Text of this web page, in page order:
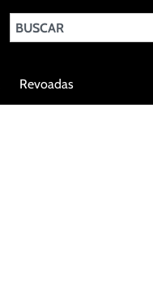
Revoadas